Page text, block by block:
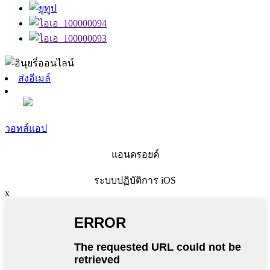
ส่งอีเมล์
วอทส์แอป
แอนดรอยด์
ระบบปฏิบัติการ iOS
x